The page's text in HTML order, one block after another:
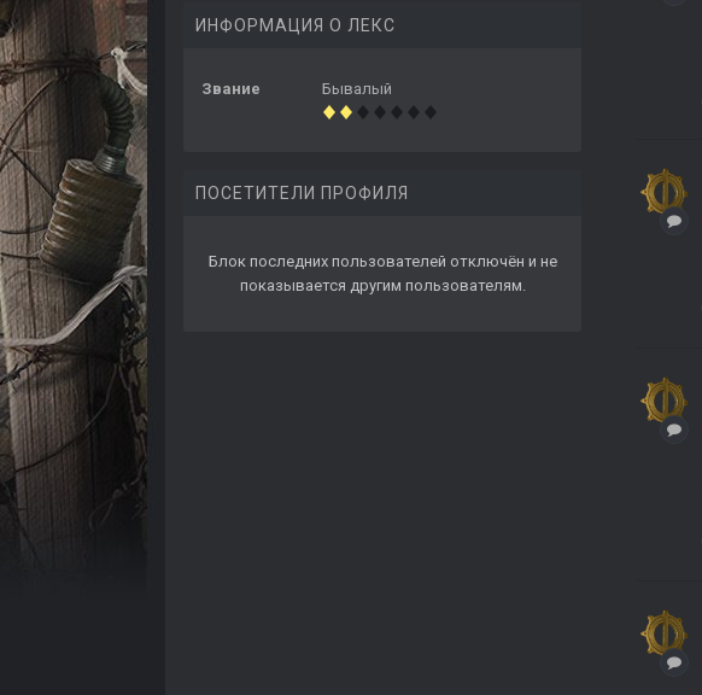
ИНФОРМАЦИЯ О ЛЕКС
Звание Бывалый
ПОСЕТИТЕЛИ ПРОФИЛЯ
Блок последних пользователей отключён и не
показывается другим пользователям.